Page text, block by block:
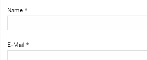
Name *
E-Mail *